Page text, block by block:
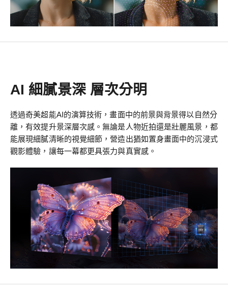
AI 細膩景深 層次分明
透過奇美超能AI的演算技術，畫面中的前景與背景得以自然分
離，有效提升景深層次感。無論是人物近拍還是壯麗風景，都
能展現細膩清晰的視覺細節，營造出猶如置身畫面中的沉浸式
觀影體驗，讓每一幕都更具張力與真實感。